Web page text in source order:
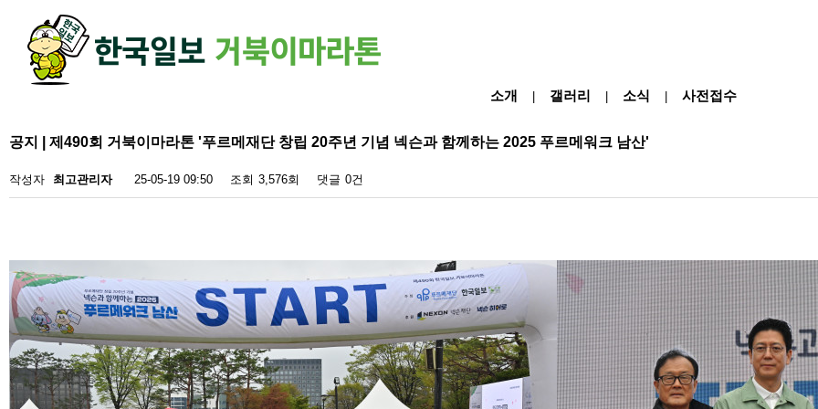
소개 갤러리 소식 사전접수
공지 | 제490회 거북이마라톤 '푸르메재단 창립 20주년 기념 넥슨과 함께하는 2025 푸르메워크 남산'
작성자 최고관리자 25-05-19 09:50 조회 3,576회 댓글 0건
하단 영역